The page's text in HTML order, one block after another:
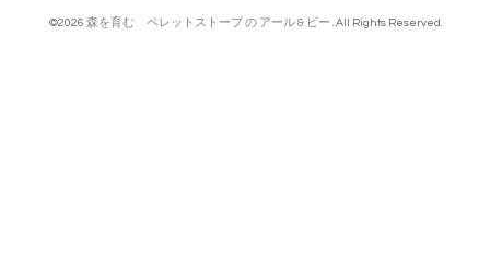
©2026 森を育む ペレットストーブ の アール & ビー . All Rights Reserved.